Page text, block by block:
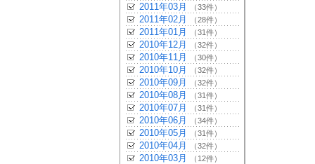
2011年03月 （33件）
2011年02月 （28件）
2011年01月 （31件）
2010年12月 （32件）
2010年11月 （30件）
2010年10月 （32件）
2010年09月 （32件）
2010年08月 （31件）
2010年07月 （31件）
2010年06月 （34件）
2010年05月 （31件）
2010年04月 （32件）
2010年03月 （12件）